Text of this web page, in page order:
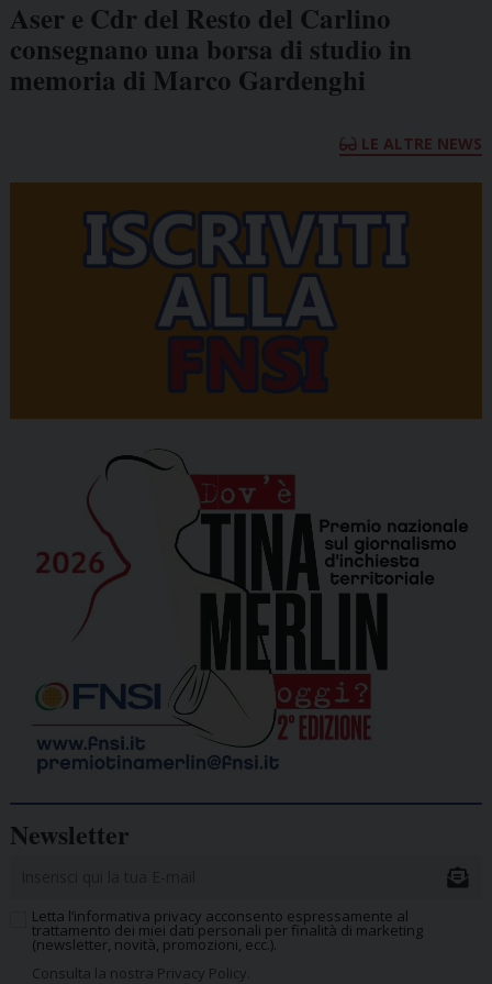
Aser e Cdr del Resto del Carlino
consegnano una borsa di studio in
memoria di Marco Gardenghi
LE ALTRE NEWS
Newsletter
Letta l’informativa privacy acconsento espressamente al
trattamento dei miei dati personali per finalità di marketing
(newsletter, novità, promozioni, ecc.).
Consulta la nostra Privacy Policy.